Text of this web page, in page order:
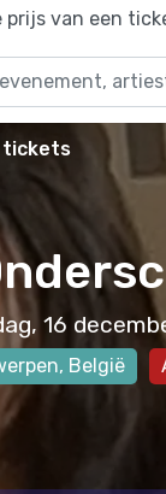
van een
tickets
16
, België